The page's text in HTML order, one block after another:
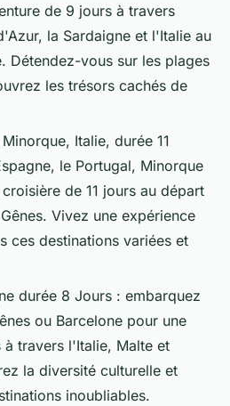
de 9 jours à travers
la Sardaigne et l'Italie au
Détendez-vous sur les plages
les trésors cachés de
Italie, durée 11
le Portugal, Minorque
de 11 jours au départ
Vivez une expérience
ces destinations variées et
durée 8 Jours : embarquez
ou Barcelone pour une
travers l'Italie, Malte et
la diversité culturelle et
inoubliables.